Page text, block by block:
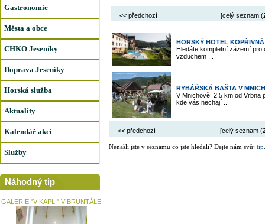
Gastronomie
Města a obce
CHKO Jeseníky
Doprava Jeseníky
Horská služba
Aktuality
Kalendář akcí
Služby
Náhodný tip
GALERIE "V KAPLI" V BRUNTÁLE
<< předchozí [celý seznam (
HORSKÝ HOTEL
Hledáte kompletní zázemí
vzduchem ...
RYBÁŘSKÁ BAŠTA V
V Mnichově, 2,5 km od Vrbna
kde vás nechají ...
<< předchozí [celý seznam (
Nenašli jste v seznamu co jste hledali? Dejte nám svůj tip